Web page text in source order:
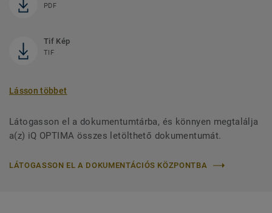
PDF
Tif Kép
TIF
Lásson többet
Látogasson el a dokumentumtárba, és könnyen megtalálja
a(z) iQ OPTIMA összes letölthető dokumentumát.
LÁTOGASSON EL A DOKUMENTÁCIÓS KÖZPONTBA